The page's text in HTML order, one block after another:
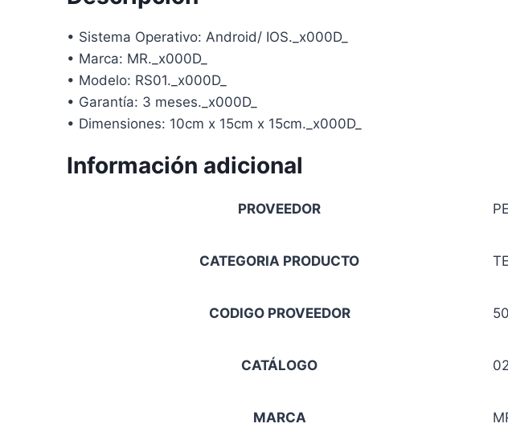
• Sistema Operativo: Android/ IOS._x000D_
• Marca: MR._x000D_
• Modelo: RS01._x000D_
• Garantía: 3 meses._x000D_
• Dimensiones: 10cm x 15cm x 15cm._x000D_
Información adicional
PROVEEDOR
CATEGORIA PRODUCTO
CODIGO PROVEEDOR
CATÁLOGO
MARCA